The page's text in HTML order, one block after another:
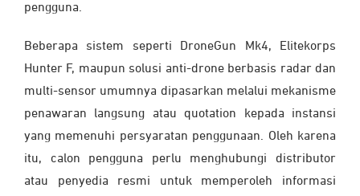
pengguna.
Beberapa sistem seperti DroneGun Mk4, Elitekorps
Hunter F, maupun solusi anti-drone berbasis radar dan
multi-sensor umumnya dipasarkan melalui mekanisme
penawaran langsung atau quotation kepada instansi
yang memenuhi persyaratan penggunaan. Oleh karena
itu, calon pengguna perlu menghubungi distributor
atau penyedia resmi untuk memperoleh informasi